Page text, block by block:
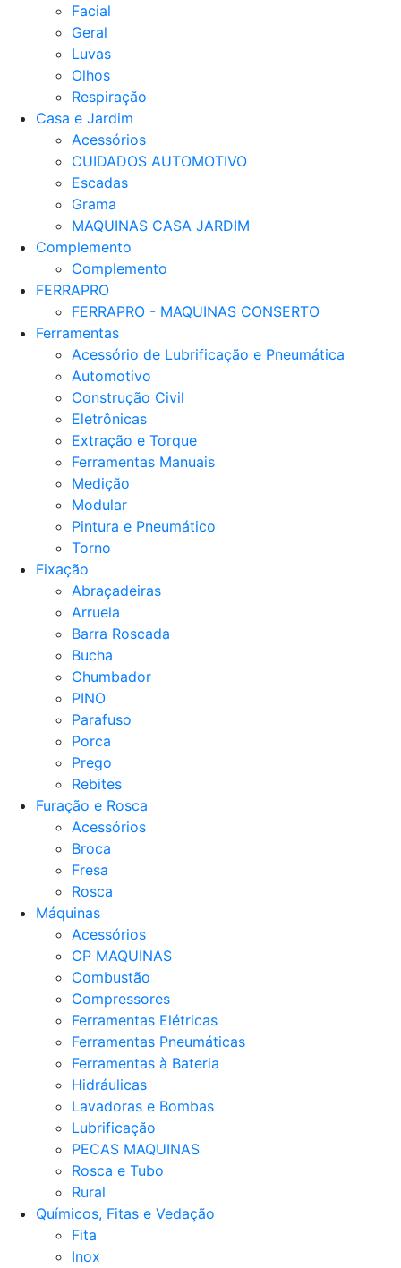
Facial
Geral
Luvas
Olhos
Respiração
Casa e Jardim
Acessórios
CUIDADOS AUTOMOTIVO
Escadas
Grama
MAQUINAS CASA JARDIM
Complemento
Complemento
FERRAPRO
FERRAPRO - MAQUINAS CONSERTO
Ferramentas
Acessório de Lubrificação e Pneumática
Automotivo
Construção Civil
Eletrônicas
Extração e Torque
Ferramentas Manuais
Medição
Modular
Pintura e Pneumático
Torno
Fixação
Abraçadeiras
Arruela
Barra Roscada
Bucha
Chumbador
PINO
Parafuso
Porca
Prego
Rebites
Furação e Rosca
Acessórios
Broca
Fresa
Rosca
Máquinas
Acessórios
CP MAQUINAS
Combustão
Compressores
Ferramentas Elétricas
Ferramentas Pneumáticas
Ferramentas à Bateria
Hidráulicas
Lavadoras e Bombas
Lubrificação
PECAS MAQUINAS
Rosca e Tubo
Rural
Químicos, Fitas e Vedação
Fita
Inox